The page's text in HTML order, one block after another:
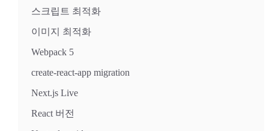
스크립트 최적화
이미지 최적화
Webpack 5
create-react-app migration
Next.js Live
React 버전